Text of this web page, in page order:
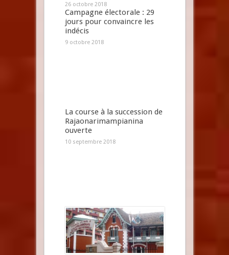
26 octobre 2018
Campagne électorale : 29
jours pour convaincre les
indécis
9 octobre 2018
La course à la succession de
Rajaonarimampianina
ouverte
10 septembre 2018